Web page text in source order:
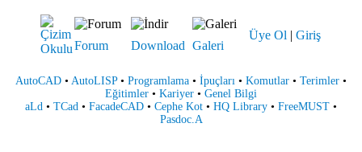
Üye Ol | Giriş
Forum Download Galeri
AutoCAD • AutoLISP• Programlama • İpuçları • Komutlar • Terimler •
Eğitimler • Kariyer • Genel Bilgi
aLd • TCad • FacadeCAD • Cephe Kot • HQ Library • FreeMUST •
Pasdoc.A